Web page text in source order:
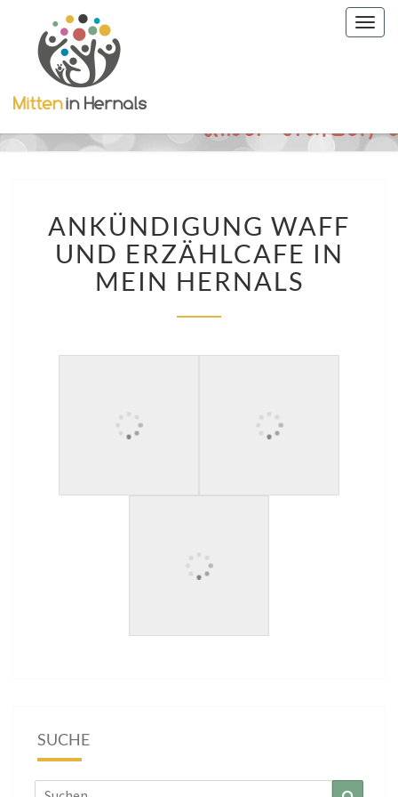
WAFF
UND
ERZÄHLCAFE
IN
HERNALS
ANKÜNDIGUNG WAFF
UND ERZÄHLCAFE IN
MEIN HERNALS
SUCHE
Suchen